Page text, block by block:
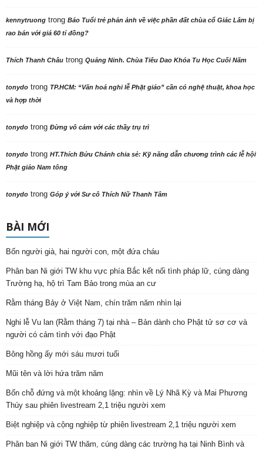
kennytruong trong Báo Tuổi trẻ phản ảnh về việc phần đất chùa cổ Giác Lâm bị
rao bán với giá 60 tỉ đồng?
Thích Thanh Châu trong Quảng Ninh. Chùa Tiêu Dao Khóa Tu Học Cuối Năm
tonydo trong TP.HCM: “Văn hoá nghi lễ Phật giáo” cần có nghệ thuật, khoa học
và hợp thời
tonydo trong Đừng vô cảm với các thầy trụ trì
tonydo trong HT.Thích Bửu Chánh chia sẻ: Kỹ năng dẫn chương trình các lễ hội
Phật giáo Nam tông
tonydo trong Góp ý với Sư cô Thích Nữ Thanh Tâm
BÀI MỚI
Bốn người già, hai người con, một đứa cháu
Phân ban Ni giới TW khu vực phía Bắc kết nối tình pháp lữ, cúng dàng
Trường hạ, hộ trì Tam Bảo trong mùa an cư
Rằm tháng Bảy ở Việt Nam, chín trăm năm nhìn lại
Nghi lễ Vu lan (Rằm tháng 7) tại nhà – Bản dành cho Phật tử sơ cơ và
người có cảm tình với đạo Phật
Bông hồng ấy mới sáu mươi tuổi
Mũi tên và lời hứa trăm năm
Bốn chỗ đứng và một khoảng lặng: nhìn về Lý Nhã Kỳ và Mai Phương
Thúy sau phiên livestream 2,1 triệu người xem
Biệt nghiệp và cộng nghiệp từ phiên livestream 2,1 triệu người xem
Phân ban Ni giới TW thăm, cúng dàng các trường hạ tại Ninh Bình và